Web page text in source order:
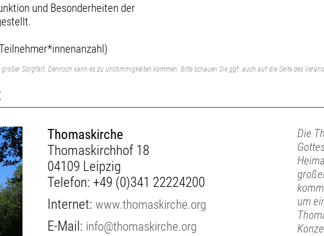
und Besonderheiten der
Sorgfalt. Dennoch kann es zu Unstimmigkeiten kommen. Bitte schauen Sie ggf. auch auf die Seite des
Thomaskirche
Thomaskirchhof 18
04109 Leipzig
Telefon: +49 (0)341 22224200
Internet:www.thomaskirche.org
E-Mail: info@thomaskirche.org
Die
um